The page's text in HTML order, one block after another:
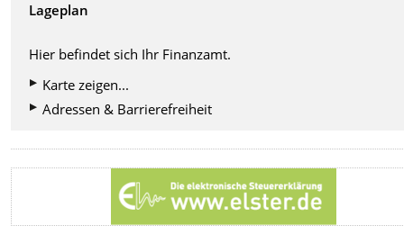
Lageplan
Hier befindet sich Ihr Finanzamt.
Karte zeigen...
Adressen & Barrierefreiheit